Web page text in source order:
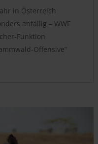
in Österreich
anfällig – WWF
Funktion
Offensive”